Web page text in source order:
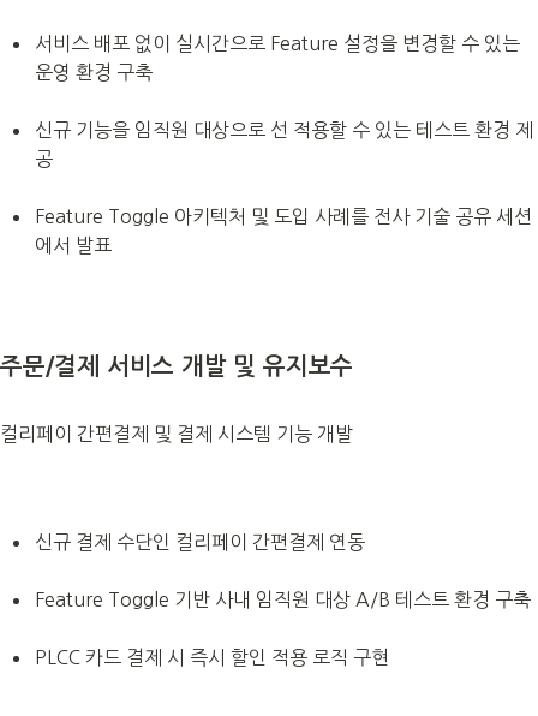
서비스 배포 없이 실시간으로 Feature 설정을 변경할 수 있는
운영 환경 구축
신규 기능을 임직원 대상으로 선 적용할 수 있는 테스트 환경 제
공
Feature Toggle 아키텍처 및 도입 사례를 전사 기술 공유 세션
에서 발표
주문/결제 서비스 개발 및 유지보수
컬리페이 간편결제 및 결제 시스템 기능 개발
신규 결제 수단인 컬리페이 간편결제 연동
Feature Toggle 기반 사내 임직원 대상 A/B 테스트 환경 구축
PLCC 카드 결제 시 즉시 할인 적용 로직 구현